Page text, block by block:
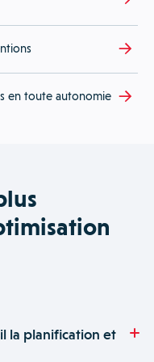
en toute autonomie
la planification et